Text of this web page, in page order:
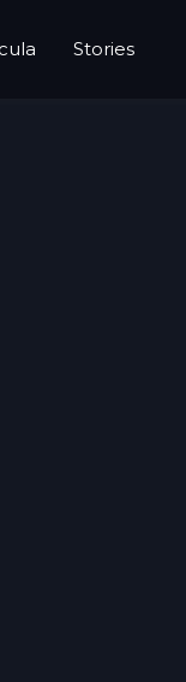
Stories